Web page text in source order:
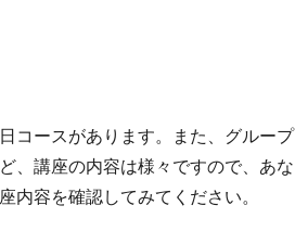
コースがあります。また、グループ
、講座の内容は様々ですので、あな
内容を確認してみてください。